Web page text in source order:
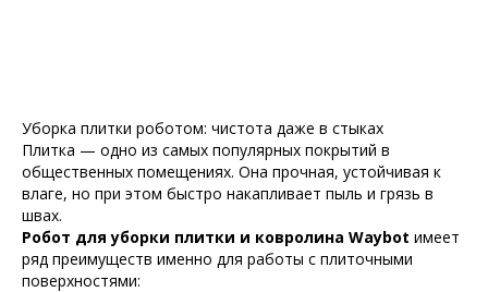
Уборка плитки роботом: чистота даже в стыках
Плитка — одно из самых популярных покрытий в
общественных помещениях. Она прочная, устойчивая к
влаге, но при этом быстро накапливает пыль и грязь в
швах.
Робот для уборки плитки и ковролина Waybot имеет
ряд преимуществ именно для работы с плиточными
поверхностями: